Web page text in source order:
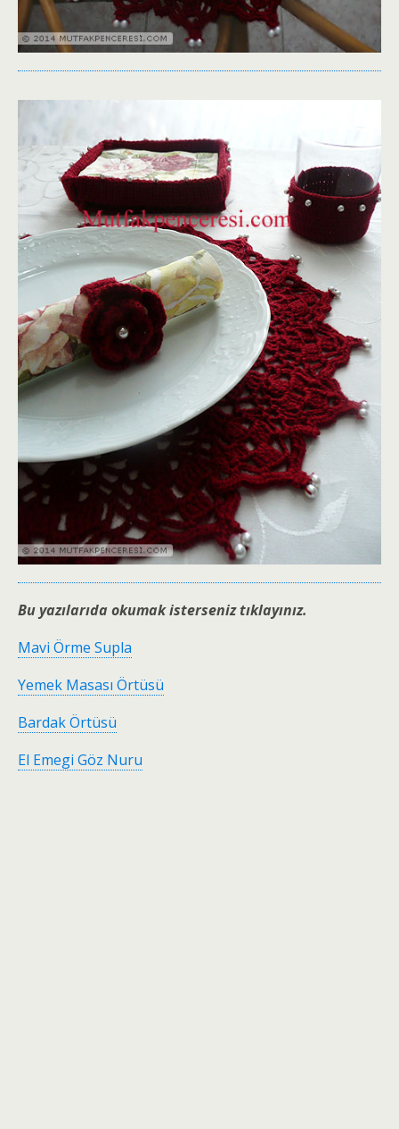
Bu yazılarıda okumak isterseniz tıklayınız.
Mavi Örme Supla
Yemek Masası Örtüsü
Bardak Örtüsü
El Emegi Göz Nuru